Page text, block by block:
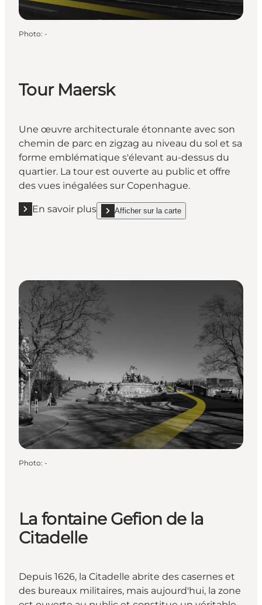
Photo: -
Tour Maersk
Une œuvre architecturale étonnante avec son
chemin de parc en zigzag au niveau du sol et sa
forme emblématique s'élevant au-dessus du
quartier. La tour est ouverte au public et offre
des vues inégalées sur Copenhague.
En savoir plus
En savoir plus "Tour Maersk"Afficher sur la carte
show Tour Maersk on_map
Photo: -
La fontaine Gefion de la
Citadelle
Depuis 1626, la Citadelle abrite des casernes et
des bureaux militaires, mais aujourd'hui, la zone